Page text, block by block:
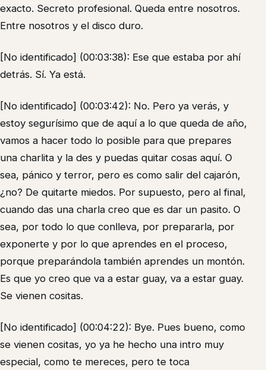
exacto. Secreto profesional. Queda entre nosotros.
Entre nosotros y el disco duro.
[No identificado] (00:03:38): Ese que estaba por ahí
detrás. Sí. Ya está.
[No identificado] (00:03:42): No. Pero ya verás, y
estoy segurísimo que de aquí a lo que queda de año,
vamos a hacer todo lo posible para que prepares
una charlita y la des y puedas quitar cosas aquí. O
sea, pánico y terror, pero es como salir del cajarón,
¿no? De quitarte miedos. Por supuesto, pero al final,
cuando das una charla creo que es dar un pasito. O
sea, por todo lo que conlleva, por prepararla, por
exponerte y por lo que aprendes en el proceso,
porque preparándola también aprendes un montón.
Es que yo creo que va a estar guay, va a estar guay.
Se vienen cositas.
[No identificado] (00:04:22): Bye. Pues bueno, como
se vienen cositas, yo ya he hecho una intro muy
especial, como te mereces, pero te toca